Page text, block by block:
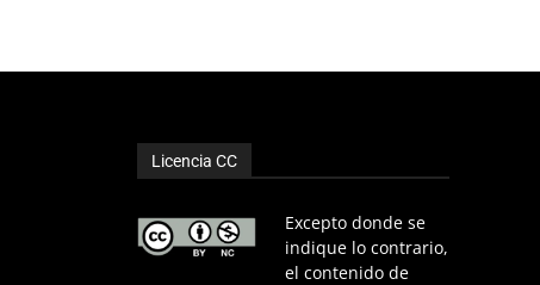
Licencia CC
Excepto donde se
indique lo contrario,
el contenido de